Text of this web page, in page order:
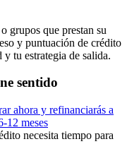
grupos que prestan su
y puntuación de crédito
tu estrategia de salida.
sentido
ahora y refinanciarás a
12 meses
necesita tiempo para